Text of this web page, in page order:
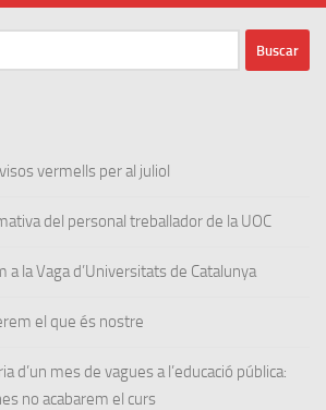
vermells per al juliol
del personal treballador de la UOC
a la Vaga d’Universitats de Catalunya
el que és nostre
d’un mes de vagues a l’educació pública:
no acabarem el curs